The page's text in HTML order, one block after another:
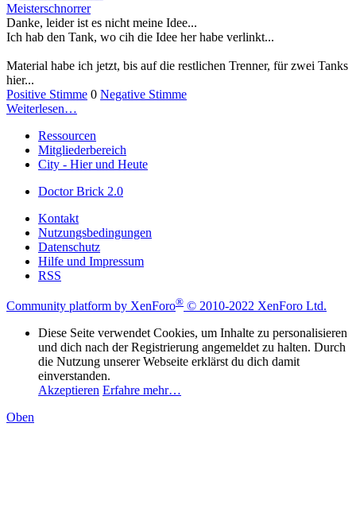
Meisterschnorrer
Danke, leider ist es nicht meine Idee...
Ich hab den Tank, wo cih die Idee her habe verlinkt...
Material habe ich jetzt, bis auf die restlichen Trenner, für zwei Tanks
hier...
Positive Stimme 0 Negative Stimme
Weiterlesen…
Ressourcen
Mitgliederbereich
City - Hier und Heute
Doctor Brick 2.0
Kontakt
Nutzungsbedingungen
Datenschutz
Hilfe und Impressum
RSS
Community platform by XenForo® © 2010-2022 XenForo Ltd.
Diese Seite verwendet Cookies, um Inhalte zu personalisieren
und dich nach der Registrierung angemeldet zu halten. Durch
die Nutzung unserer Webseite erklärst du dich damit
einverstanden.
Akzeptieren Erfahre mehr…
Oben